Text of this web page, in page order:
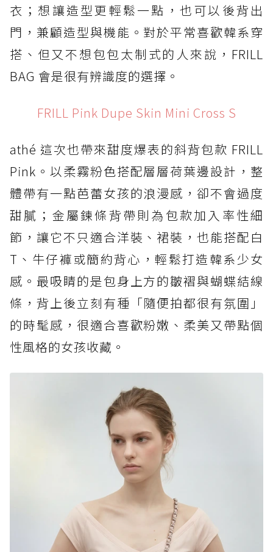
衣；想讓造型更輕鬆一點，也可以後背出
門，兼顧造型與機能。對於平常喜歡韓系穿
搭、但又不想包包太制式的人來說，FRILL
BAG 會是很有辨識度的選擇。
FRILL Pink Dupe Skin Mini Cross S
athé 這次也帶來甜度爆表的斜背包款 FRILL
Pink。以柔霧粉色搭配層層荷葉邊設計，整
體帶有一點芭蕾女孩的浪漫感，卻不會過度
甜膩；金屬鍊條背帶則為包款加入率性細
節，讓它不只適合洋裝、裙裝，也能搭配白
T、牛仔褲或簡約背心，輕鬆打造韓系少女
感。最吸睛的是包身上方的皺褶與蝴蝶結線
條，背上後立刻有種「隨便拍都很有氛圍」
的時髦感，很適合喜歡粉嫩、柔美又帶點個
性風格的女孩收藏。